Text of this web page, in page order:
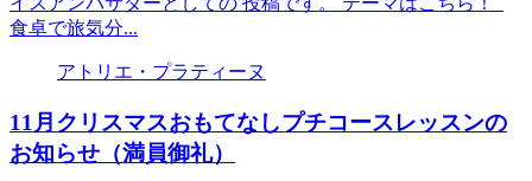
食卓で旅気分...
アトリエ・プラティーヌ
11月クリスマスおもてなしプチコースレッスンの
お知らせ（満員御礼）